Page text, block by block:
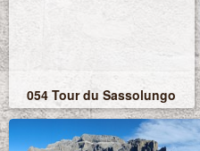
054 Tour du Sassolungo